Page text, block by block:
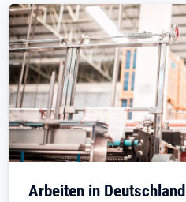
Arbeiten in Deutschland